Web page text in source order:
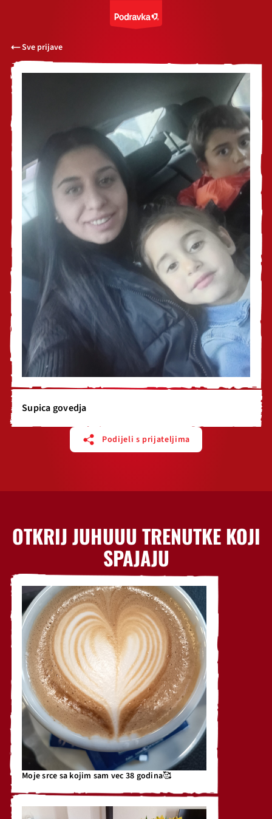
Sve prijave
Supica govedja
Podijeli s prijateljima
OTKRIJ JUHUUU TRENUTKE KOJI
SPAJAJU
Moje srce sa kojim sam vec 38 godina🥰